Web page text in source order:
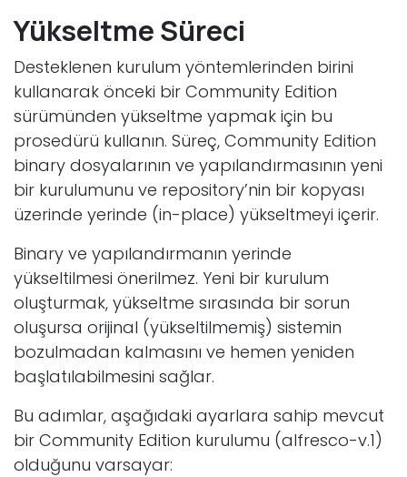
Yükseltme Süreci
Desteklenen kurulum yöntemlerinden birini
kullanarak önceki bir Community Edition
sürümünden yükseltme yapmak için bu
prosedürü kullanın. Süreç, Community Edition
binary dosyalarının ve yapılandırmasının yeni
bir kurulumunu ve repository’nin bir kopyası
üzerinde yerinde (in-place) yükseltmeyi içerir.
Binary ve yapılandırmanın yerinde
yükseltilmesi önerilmez. Yeni bir kurulum
oluşturmak, yükseltme sırasında bir sorun
oluşursa orijinal (yükseltilmemiş) sistemin
bozulmadan kalmasını ve hemen yeniden
başlatılabilmesini sağlar.
Bu adımlar, aşağıdaki ayarlara sahip mevcut
bir Community Edition kurulumu (alfresco-v.1)
olduğunu varsayar: